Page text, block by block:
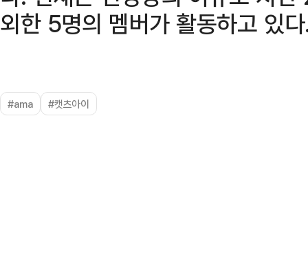
외한 5명의 멤버가 활동하고 있
#ama #캣츠아이